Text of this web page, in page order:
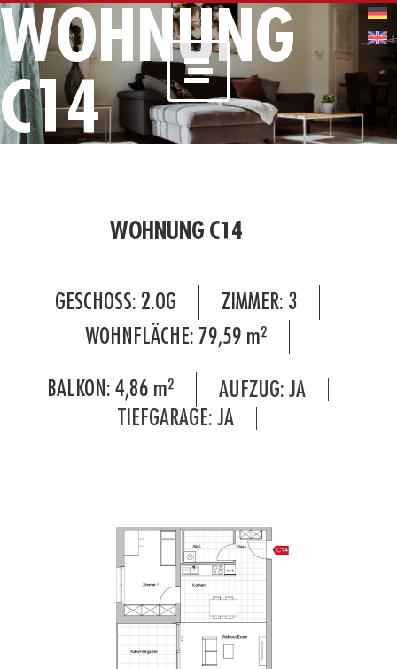
WOHNUNG
C14
WOHNUNG C14
GESCHOSS: 2.OG ZIMMER: 3
WOHNFLÄCHE: 79,59 m²
BALKON: 4,86 m²
AUFZUG: JA
TIEFGARAGE: JA